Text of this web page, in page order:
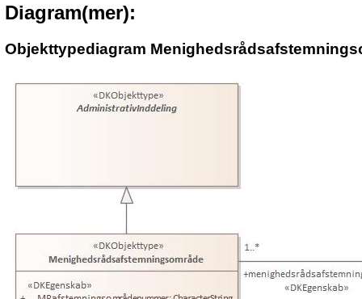
Diagram(mer):
Objekttypediagram